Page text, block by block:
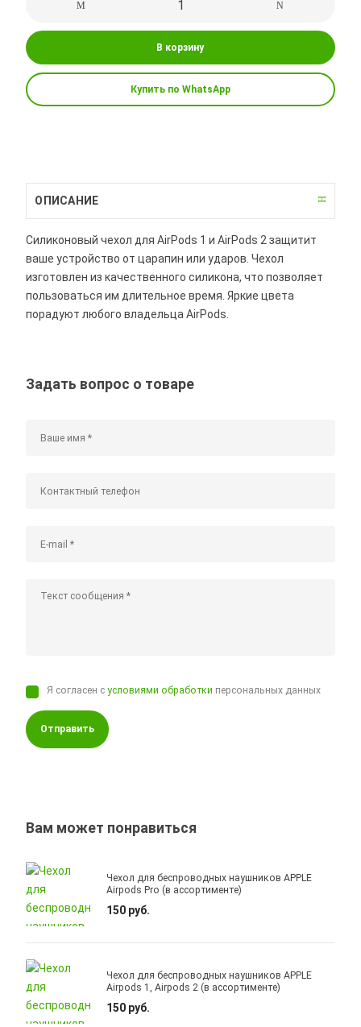
В корзину
Купить по WhatsApp
ОПИСАНИЕ
Силиконовый чехол для AirPods 1 и AirPods 2 защитит
ваше устройство от царапин или ударов. Чехол
изготовлен из качественного силикона, что позволяет
пользоваться им длительное время. Яркие цвета
порадуют любого владельца AirPods.
Задать вопрос о товаре
Я согласен сусловиями обработки персональных данных
Отправить
Вам может понравиться
Чехол для беспроводных наушников APPLE
Airpods Pro (в ассортименте)
150 руб.
Чехол для беспроводных наушников APPLE
Airpods 1, Airpods 2 (в ассортименте)
150 руб.